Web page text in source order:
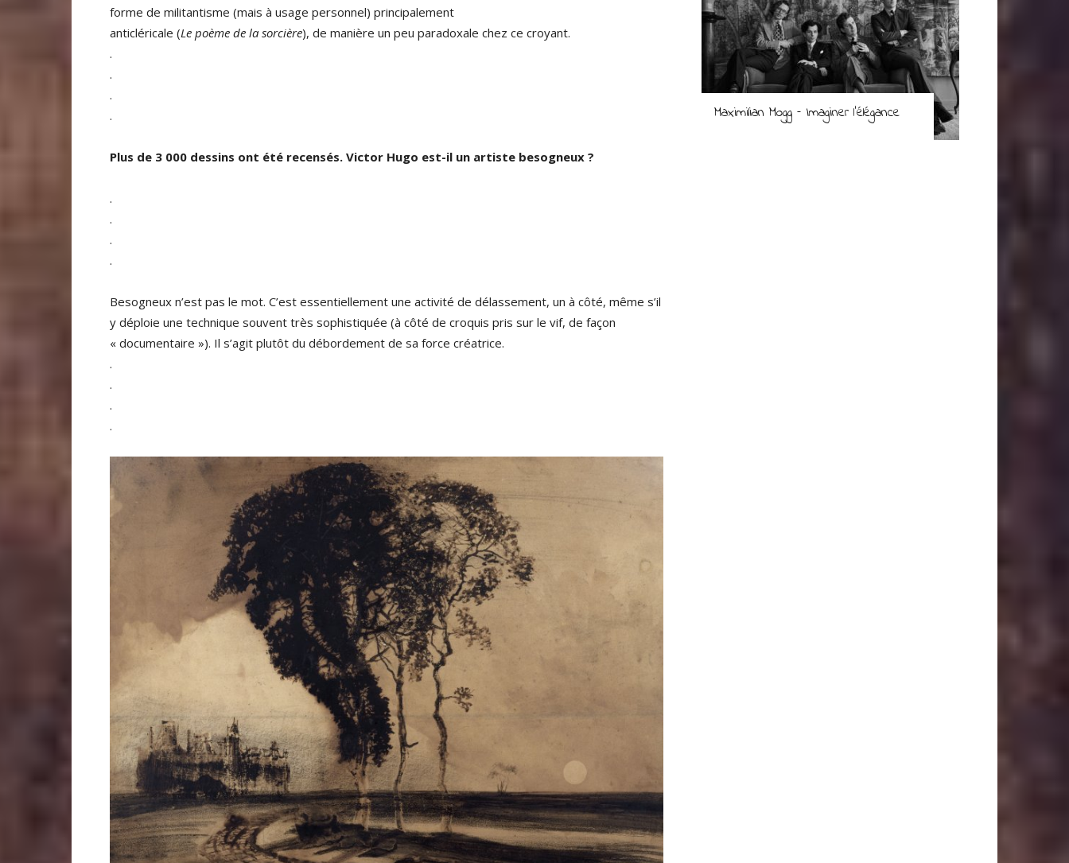
forme de militantisme (mais à usage personnel) principalement
anticléricale (Le poème de la sorcière), de manière un peu paradoxale chez ce croyant.
.
.
.
.
Plus de 3 000 dessins ont été recensés. Victor Hugo est-il un artiste besogneux ?
.
.
.
.
Besogneux n’est pas le mot. C’est essentiellement une activité de délassement, un à côté, même s’il
y déploie une technique souvent très sophistiquée (à côté de croquis pris sur le vif, de façon
« documentaire »). Il s’agit plutôt du débordement de sa force créatrice.
.
.
.
.
Maximilian Mogg – Imaginer l’élégance